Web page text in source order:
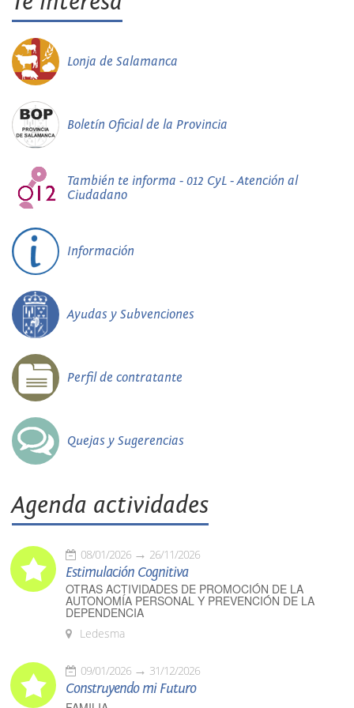
Lonja de Salamanca
Boletín Oficial de la Provincia
También te informa - 012 CyL - Atención al
Ciudadano
Información
Ayudas y Subvenciones
Perfil de contratante
Quejas y Sugerencias
Agenda actividades
08/01/2026 26/11/2026
Estimulación Cognitiva
OTRAS ACTIVIDADES DE PROMOCIÓN DE LA
AUTONOMÍA PERSONAL Y PREVENCIÓN DE LA
DEPENDENCIA
Ledesma
09/01/2026 31/12/2026
Construyendo mi Futuro